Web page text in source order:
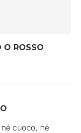
O ROSSO
cuoco, né